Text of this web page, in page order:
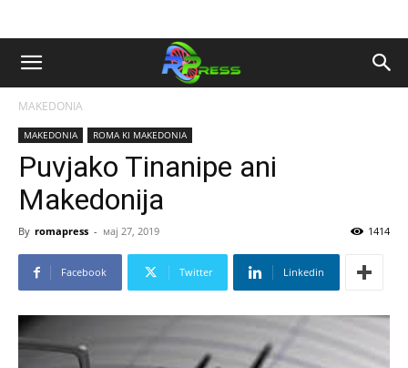
MAKEDONIA
MAKEDONIA ROMA KI MAKEDONIA
Puvjako Tinanipe ani
Makedonija
By romapress - мај 27, 2019 1414
Facebook Twitter Linkedin